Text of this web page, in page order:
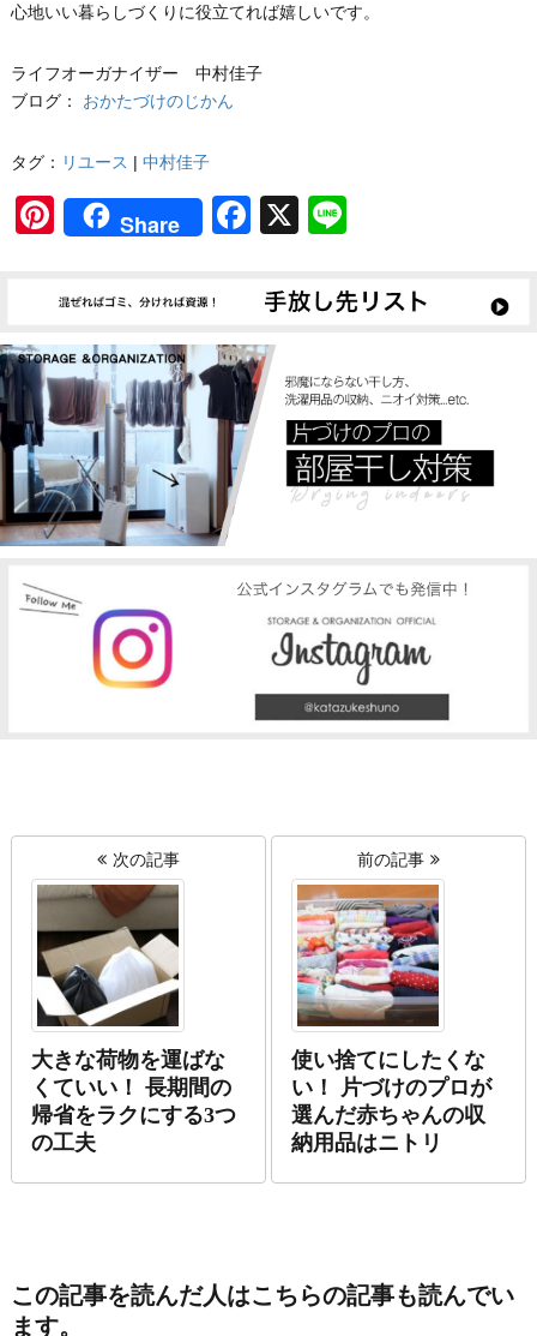
心地いい暮らしづくりに役立てれば嬉しいです。
ライフオーガナイザー 中村佳子
ブログ：
おかたづけのじかん
タグ： リユース | 中村佳子
Pinterest
Share Facebook
X
次の記事
大きな荷物を運ばな
くていい！ 長期間の
帰省をラクにする3つ
の工夫
前の記事
使い捨てにしたくな
い！ 片づけのプロが
選んだ赤ちゃんの収
納用品はニトリ
この記事を読んだ人はこちらの記事も読んでい
ます。